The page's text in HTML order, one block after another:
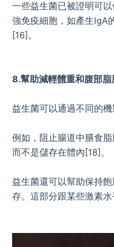
一些益生菌已被證明可
強免疫細胞，如產生IgA
[16]。
8.幫助減輕體重和腹部脂
益生菌可以通過不同的機
例如，阻止腸道中膳食
而不是儲存在體內[18]。
益生菌還可以幫助保持
存。這部分跟某些激素水